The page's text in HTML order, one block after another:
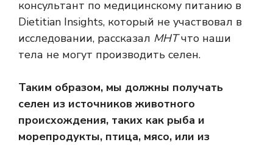
консультант по медицинскому питанию в
Dietitian Insights, который не участвовал в
исследовании, рассказал МНТчто наши
тела не могут производить селен.
Таким образом, мы должны получать
селен из источников животного
происхождения, таких как рыба и
морепродукты, птица, мясо, или из